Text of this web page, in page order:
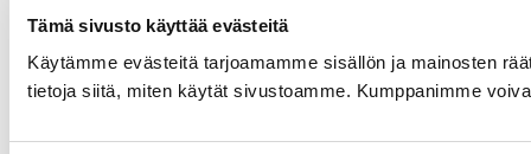
Tämä sivusto käyttää evästeitä
Käytämme evästeitä tarjoamamme sisällön ja mainosten
tietoja siitä, miten käytät sivustoamme. Kumppanimme